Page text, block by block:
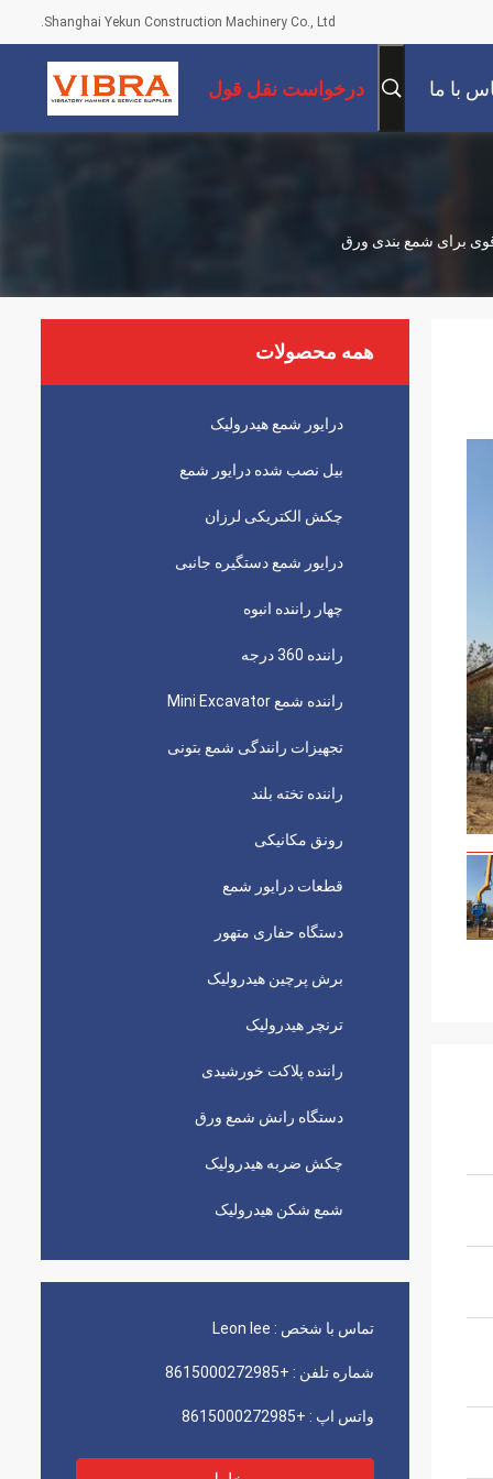
Shanghai Yekun Construction Machinery Co., Ltd.
با ما درخواست نقل قول
همه محصولات
درایور شمع هیدرولیک
بیل نصب شده درایور شمع
چکش الکتریکی لرزان
درایور شمع دستگیره جانبی
چهار راننده انبوه
راننده 360 درجه
راننده شمع Mini Excavator
تجهیزات رانندگی شمع بتونی
راننده تخته بلند
رونق مکانیکی
قطعات درایور شمع
دستگاه حفاری متهور
برش پرچین هیدرولیک
ترنچر هیدرولیک
راننده پلاکت خورشیدی
دستگاه رانش شمع ورق
چکش ضربه هیدرولیک
شمع شکن هیدرولیک
تماس با شخص : Leon lee
شماره تلفن : +8615000272985
واتس اپ : +8615000272985